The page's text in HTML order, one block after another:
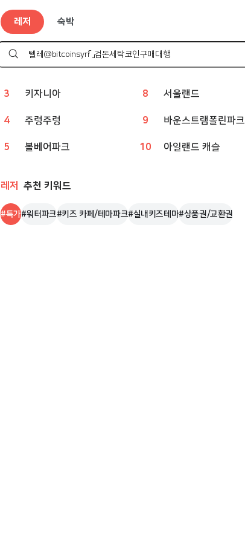
레저 숙박
하
레저 인기 검색어
1 챔피언
2 웨이브파크
3 키자니아
4 주렁주렁
5 볼베어파크
6 아쿠아리움
7 상상체험 키즈월드
8 서울랜드
9 바운스트램폴린파크
10 아일랜드 캐슬
레저 추천 키워드
#특가#워터파크#키즈 카페/테마파크#실내키즈테마#상품권/교환권